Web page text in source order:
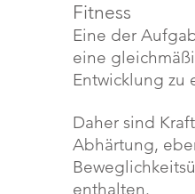
Fitness
Eine der
eine
Entwicklung zu
Daher sind
Abhärtung,
enthalten.